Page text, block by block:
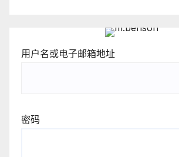
用户名或电子邮箱地址
密码